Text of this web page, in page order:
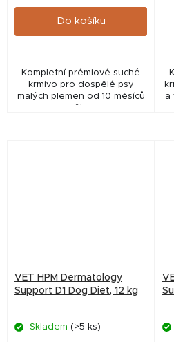
cena:
Do košíku
Kompletní prémiové suché
krmivo pro dospělé psy
malých plemen od 10 měsíců
a
VET HPM Dermatology
Support D1 Dog Diet, 12 kg
Skladem (>5 ks)